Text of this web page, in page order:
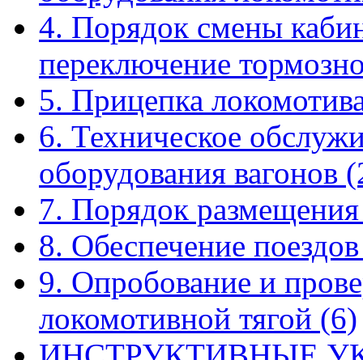
4. Порядок смены
переключение
5. Прицепка
6. Техническое
оборудования вагонов
7. Порядок
8. Обеспечение
9. Опробование и
локомотивной тягой (6)